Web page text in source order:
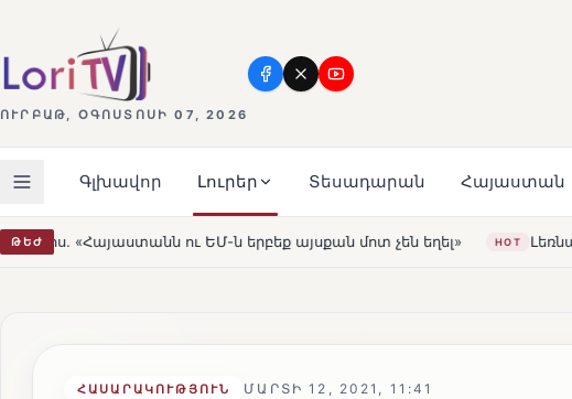
ՈՒՐԲԱԹ, ՕԳՈՍՏՈՍԻ 07, 2026
Գլխավոր Լուրեր Տեսադարան Հայաստան
ԹԵԺ այսքան մոտ չեն եղել» HOT Լեռնահովիտի Սուրբ Ստեփանոս
ՀԱՍԱՐԱԿՈՒԹՅՈՒՆ ՄԱՐՏԻ 12, 2021, 11:41